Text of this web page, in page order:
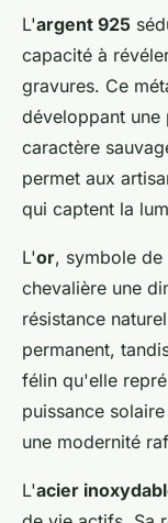
L'argent 925
capacité à
gravures. Ce
développant une
caractère
permet aux
qui captent la
L'or, symbole
chevalière une
résistance
permanent,
félin qu'elle
puissance
une modernité
L'acier